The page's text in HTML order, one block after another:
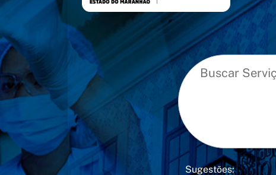
Sugestões: